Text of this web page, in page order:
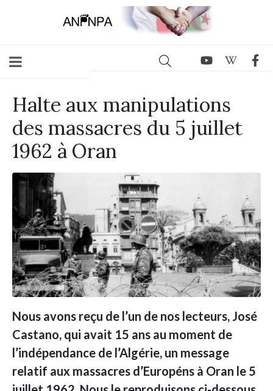
Halte aux manipulations
des massacres du 5 juillet
1962 à Oran
Nous avons reçu de l’un de nos lecteurs, José
Castano, qui avait 15 ans au moment de
l’indépendance de l’Algérie, un message
relatif aux massacres d’Européns à Oran le 5